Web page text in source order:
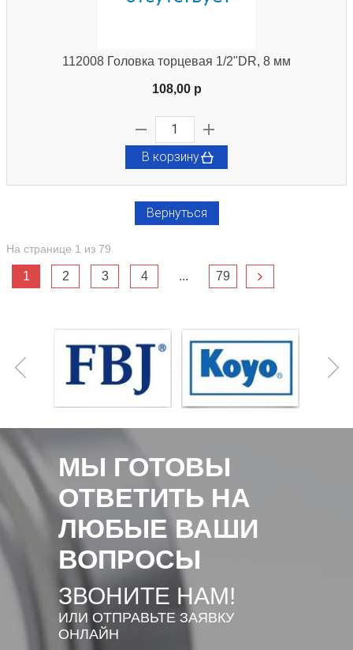
112008 Головка торцевая 1/2"DR, 8 мм
108,00 p
В корзину
Вернуться
На странице 1 из 79
1 2 3 4 ... 79
МЫ ГОТОВЫ
ОТВЕТИТЬ НА
ЛЮБЫЕ ВАШИ
ВОПРОСЫ
ЗВОНИТЕ НАМ!
ИЛИ ОТПРАВЬТЕ ЗАЯВКУ
ОНЛАЙН